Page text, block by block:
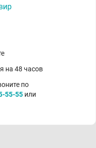
на 48 часов
по
55-55 или